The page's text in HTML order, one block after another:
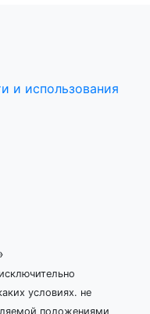
и использования
условиях. не
положениями